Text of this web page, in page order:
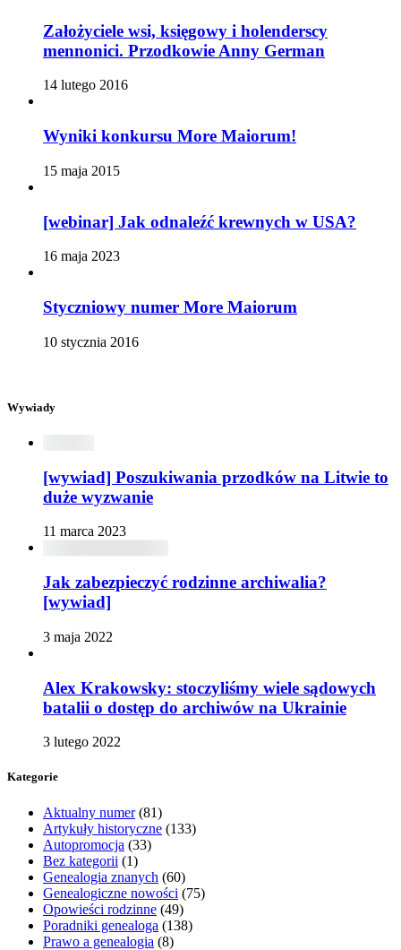
Założyciele wsi, księgowy i holenderscy
mennonici. Przodkowie Anny German
14 lutego 2016
Wyniki konkursu More Maiorum!
15 maja 2015
[webinar] Jak odnaleźć krewnych w USA?
16 maja 2023
Styczniowy numer More Maiorum
10 stycznia 2016
Wywiady
[wywiad] Poszukiwania przodków na Litwie to
duże wyzwanie
11 marca 2023
Jak zabezpieczyć rodzinne archiwalia?
[wywiad]
3 maja 2022
Alex Krakowsky: stoczyliśmy wiele sądowych
batalii o dostęp do archiwów na Ukrainie
3 lutego 2022
Kategorie
Aktualny numer(81)
Artykuły historyczne (133)
Autopromocja (33)
Bez kategorii (1)
Genealogia znanych (60)
Genealogiczne nowości (75)
Opowieści rodzinne (49)
Poradniki genealoga (138)
Prawo a genealogia (8)